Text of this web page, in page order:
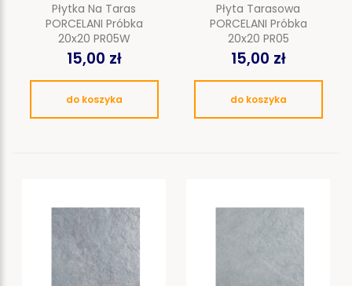
Płytka Na Taras
PORCELANI Próbka
20x20 PR05W
15,00 zł
do koszyka
Płyta Tarasowa
PORCELANI Próbka
20x20 PR05
15,00 zł
do koszyka